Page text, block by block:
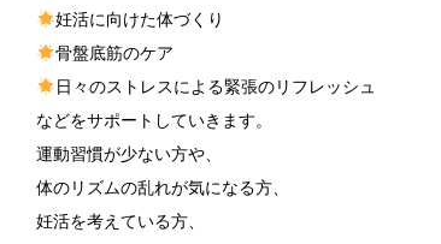
妊活に向けた体づくり
骨盤底筋のケア
日々のストレスによる緊張のリフレッシュ
などをサポートしていきます。
運動習慣が少ない方や、
体のリズムの乱れが気になる方、
妊活を考えている方、